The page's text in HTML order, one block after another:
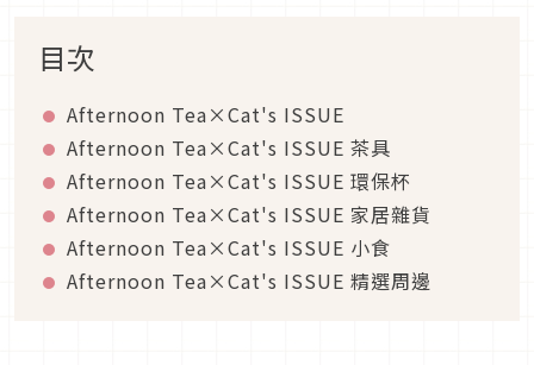
目次
Afternoon Tea×Cat's ISSUE
Afternoon Tea×Cat's ISSUE 茶具
Afternoon Tea×Cat's ISSUE 環保杯
Afternoon Tea×Cat's ISSUE 家居雜貨
Afternoon Tea×Cat's ISSUE 小食
Afternoon Tea×Cat's ISSUE 精選周邊